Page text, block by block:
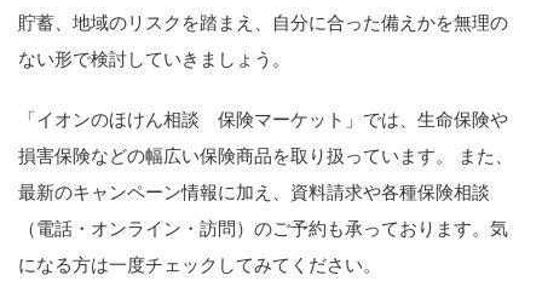
貯蓄、地域のリスクを踏まえ、自分に合った備えかを無理の
ない形で検討していきましょう。
「イオンのほけん相談 保険マーケット」では、生命保険や
損害保険などの幅広い保険商品を取り扱っています。 また、
最新のキャンペーン情報に加え、資料請求や各種保険相談
（電話・オンライン・訪問）のご予約も承っております。気
になる方は一度チェックしてみてください。